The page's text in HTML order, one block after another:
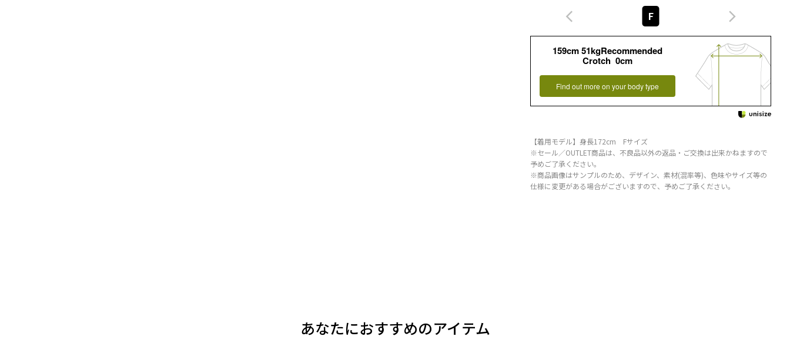
F
159cm 51kgRecommended
Crotch 0cm
Find out more on your body type
【着用モデル】身長172cm Fサイズ
※セール／OUTLET商品は、不良品以外の返品・ご交換は出来かねますので
予めご了承ください。
※商品画像はサンプルのため、デザイン、素材(混率等)、色味やサイズ等の
仕様に変更がある場合がございますので、予めご了承ください。
あなたにおすすめのアイテム